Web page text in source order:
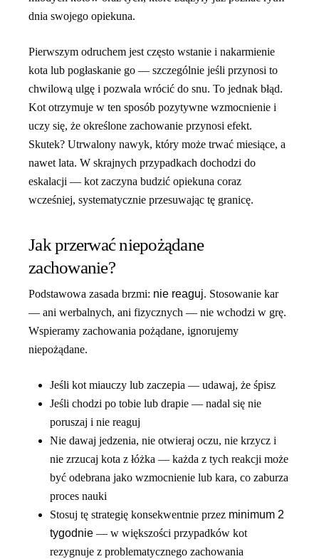
dnia swojego opiekuna.
Pierwszym odruchem jest często wstanie i nakarmienie
kota lub pogłaskanie go — szczególnie jeśli przynosi to
chwilową ulgę i pozwala wrócić do snu. To jednak błąd.
Kot otrzymuje w ten sposób pozytywne wzmocnienie i
uczy się, że określone zachowanie przynosi efekt.
Skutek? Utrwalony nawyk, który może trwać miesiące, a
nawet lata. W skrajnych przypadkach dochodzi do
eskalacji — kot zaczyna budzić opiekuna coraz
wcześniej, systematycznie przesuwając tę granicę.
Jak przerwać niepożądane
zachowanie?
Podstawowa zasada brzmi: nie reaguj. Stosowanie kar
— ani werbalnych, ani fizycznych — nie wchodzi w grę.
Wspieramy zachowania pożądane, ignorujemy
niepożądane.
Jeśli kot miauczy lub zaczepia — udawaj, że śpisz
Jeśli chodzi po tobie lub drapie — nadal się nie
poruszaj i nie reaguj
Nie dawaj jedzenia, nie otwieraj oczu, nie krzycz i
nie zrzucaj kota z łóżka — każda z tych reakcji może
być odebrana jako wzmocnienie lub kara, co zaburza
proces nauki
Stosuj tę strategię konsekwentnie przez minimum 2
tygodnie — w większości przypadków kot
rezygnuje z problematycznego zachowania